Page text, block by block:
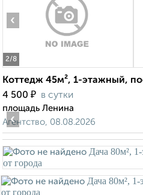
2/8
‹
Коттедж 45м², 1-этажный,
4 500 ₽ в сутки
площадь Ленина
Агентство, 08.08.2026
‹